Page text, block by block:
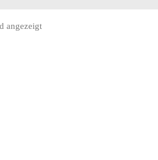
angezeigt